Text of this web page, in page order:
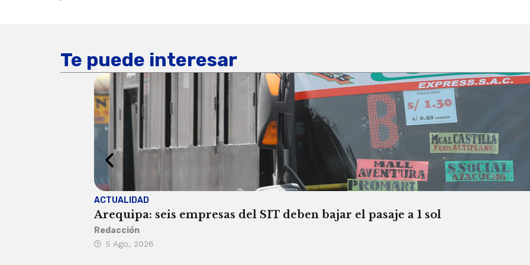
Te puede interesar
ACTUALIDAD
Arequipa: seis empresas del SIT deben bajar el pasaje a 1 sol
Redacción
5 Ago, 2026